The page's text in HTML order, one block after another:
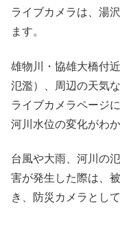
ライブカメラは、湯
ます。
雄物川・協雄大橋付
氾濫）、周辺の天気
ライブカメラページ
河川水位の変化がわ
台風や大雨、河川の
害が発生した際は、
き、防災カメラとし